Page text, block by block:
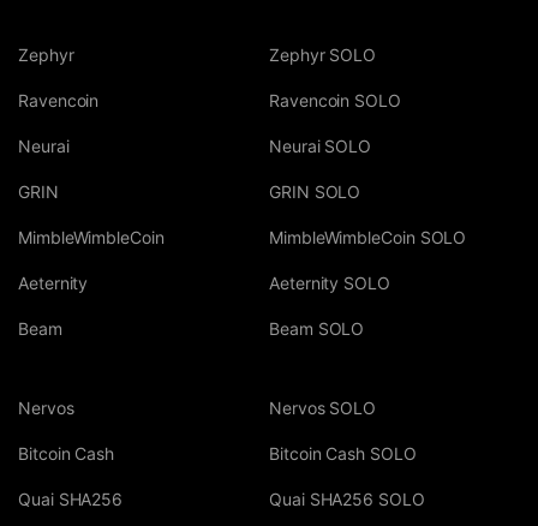
Zephyr
Ravencoin
Neurai
GRIN
MimbleWimbleCoin
Aeternity
Beam
Zephyr SOLO
Ravencoin SOLO
Neurai SOLO
GRIN SOLO
MimbleWimbleCoin SOLO
Aeternity SOLO
Beam SOLO
Nervos
Bitcoin Cash
Quai SHA256
Nervos SOLO
Bitcoin Cash SOLO
Quai SHA256 SOLO